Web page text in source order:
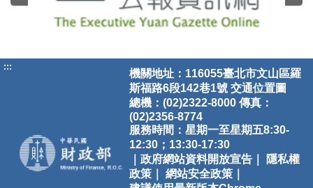
:::
機關地址：116055臺北市文山區羅
斯福路6段142巷1號 交通位置圖
總機：(02)2322-8000 傳真：
(02)2356-8774
服務時間：星期一至星期五8:30-
12:30；13:30-17:30
｜政府網站資料開放宣告｜
隱私權
政策｜
網站安全政策｜